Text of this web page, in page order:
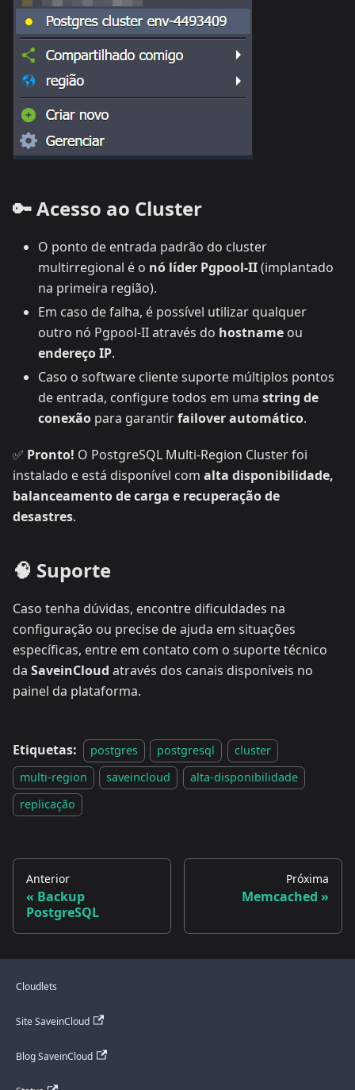
🔑 Acesso ao Cluster
O ponto de entrada padrão do cluster
multirregional é o nó líder Pgpool-II(implantado
na primeira região).
Em caso de falha, é possível utilizar qualquer
outro nó Pgpool-II através do hostname ou
endereço IP.
Caso o software cliente suporte múltiplos pontos
de entrada, configure todos em uma string de
conexão para garantirfailover automático.
✅ Pronto! O PostgreSQL Multi-Region Cluster foi
instalado e está disponível com alta disponibilidade,
balanceamento de carga e recuperação de
desastres.
🧠 Suporte
Caso tenha dúvidas, encontre dificuldades na
configuração ou precise de ajuda em situações
específicas, entre em contato com o suporte técnico
da SaveinCloud através dos canais disponíveis no
painel da plataforma.
Etiquetas: postgres postgresql
cluster
multi-region
saveincloud
alta-disponibilidade
replicação
Anterior
Backup
PostgreSQL
Próxima
Memcached
Cloudlets
Site SaveinCloud
Blog SaveinCloud